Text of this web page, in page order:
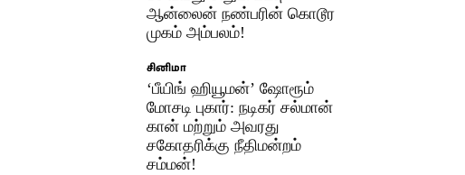
ஆன்லைன் நண்பரின் கொடூர
முகம் அம்பலம்!
சினிமா
‘பீயிங் ஹியூமன்’ ஷோரூம்
மோசடி புகார்: நடிகர் சல்மான்
கான் மற்றும் அவரது
சகோதரிக்கு நீதிமன்றம்
சம்மன்!